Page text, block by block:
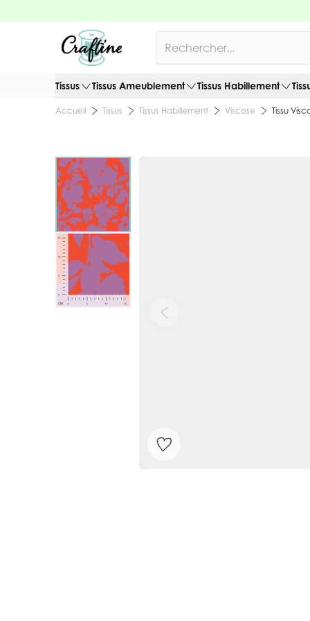
Tissus Tissus Ameublement Tissus Habillement
Accueil Tissus Tissus Habillement Viscose Tissu